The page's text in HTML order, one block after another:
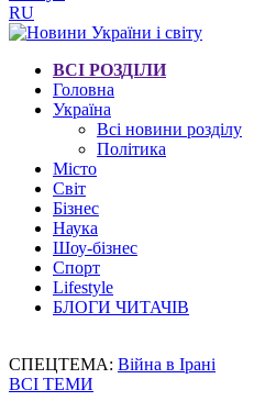
RU
ВСІ РОЗДІЛИ
Головна
Україна
Всі новини розділу
Політика
Місто
Світ
Бізнес
Наука
Шоу-бізнес
Спорт
Lifestyle
БЛОГИ ЧИТАЧІВ
СПЕЦТЕМА: Війна в Ірані
ВСІ ТЕМИ